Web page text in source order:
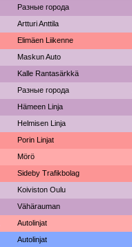
Разные города
Artturi Anttila
Elimäen Liikenne
Maskun Auto
Kalle Rantasärkkä
Разные города
Hämeen Linja
Helmisen Linja
Porin Linjat
Mörö
Sideby Trafikbolag
Koiviston Oulu
Vähärauman
Autolinjat
Autolinjat